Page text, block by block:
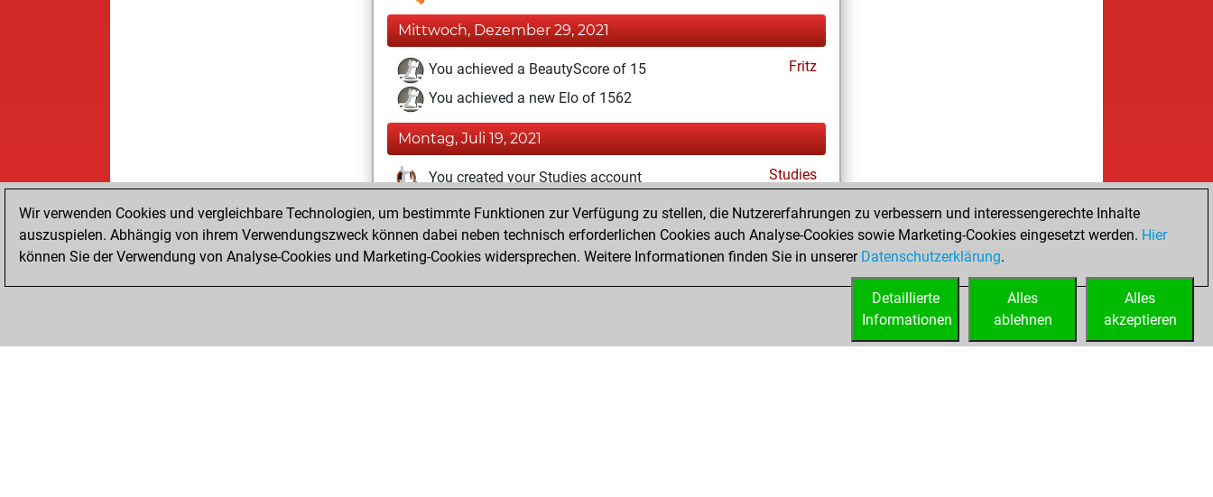
Mittwoch, Dezember 29, 2021
You achieved a BeautyScore of 15
Fritz
You achieved a new Elo of 1562
Montag, Juli 19, 2021
You created your Studies account Studies
Dienstag, November 10, 2020
You created your Fritz account Fritz
Wir verwenden Cookies und vergleichbare Technologien, um bestimmte Funktionen zur Verfügung zu stellen, die Nutzererfahrungen zu verbessern und interessengerechte Inhalte
auszuspielen. Abhängig von ihrem Verwendungszweck können dabei neben technisch erforderlichen Cookies auch Analyse-Cookies sowie Marketing-Cookies eingesetzt werden. Hier
können Sie der Verwendung von Analyse-Cookies und Marketing-Cookies widersprechen. Weitere Informationen finden Sie in unserer Datenschutzerklärung.
Alles
akzeptieren
Alles
ablehnen
Detaillierte
Informationen